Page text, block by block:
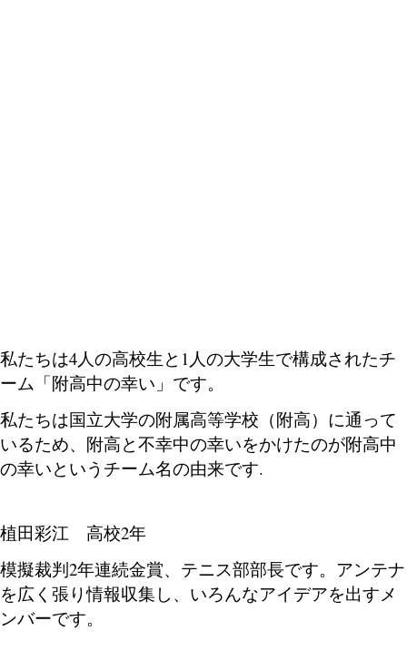
私たちは4人の高校生と1人の大学生で構成されたチ
ーム「附高中の幸い」です。
私たちは国立大学の附属高等学校（附高）に通って
いるため、附高と不幸中の幸いをかけたのが附高中
の幸いというチーム名の由来です.
植田彩江 高校2年
模擬裁判2年連続金賞、テニス部部長です。アンテナ
を広く張り情報収集し、いろんなアイデアを出すメ
ンバーです。